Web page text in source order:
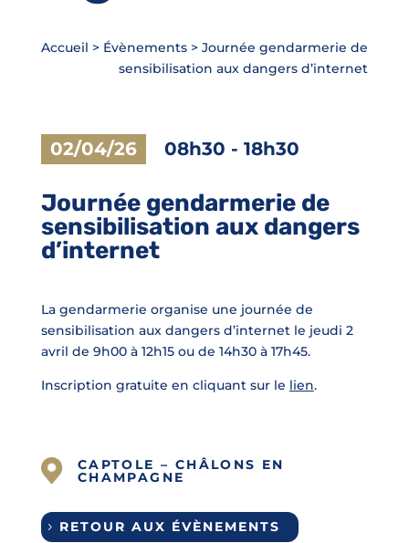
Accueil > Évènements >Journée gendarmerie de
sensibilisation aux dangers d’internet
02/04/26 08h30 - 18h30
Journée gendarmerie de
sensibilisation aux dangers
d’internet
La gendarmerie organise une journée de
sensibilisation aux dangers d’internet le jeudi 2
avril de 9h00 à 12h15 ou de 14h30 à 17h45.
Inscription gratuite en cliquant sur le lien.
CAPTOLE – CHÂLONS EN
CHAMPAGNE
RETOUR AUX ÉVÈNEMENTS